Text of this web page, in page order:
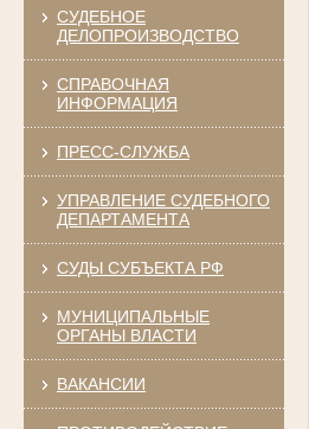
СУДЕБНОЕ
ДЕЛОПРОИЗВОДСТВО
СПРАВОЧНАЯ
ИНФОРМАЦИЯ
ПРЕСС-СЛУЖБА
УПРАВЛЕНИЕ СУДЕБНОГО
ДЕПАРТАМЕНТА
СУДЫ СУБЪЕКТА РФ
МУНИЦИПАЛЬНЫЕ
ОРГАНЫ ВЛАСТИ
ВАКАНСИИ